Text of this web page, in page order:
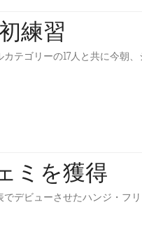
練習
テゴリーの17人と共に今朝
ミを獲得
デビューさせたハンジ・フ